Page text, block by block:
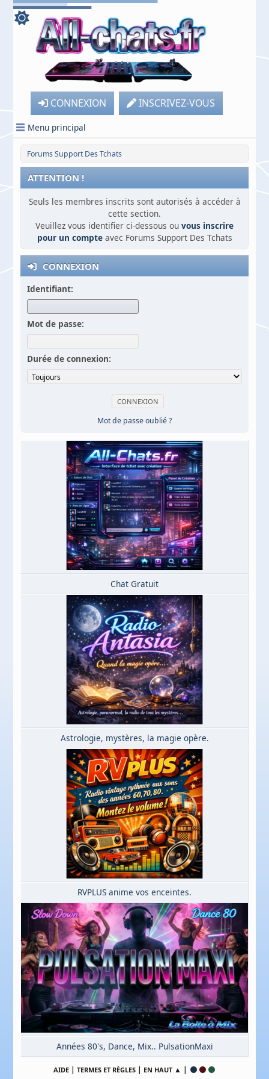
CONNEXION INSCRIVEZ-VOUS
Menu principal
Forums Support Des Tchats
ATTENTION !
Seuls les membres inscrits sont autorisés à accéder à
cette section.
Veuillez vous identifier ci-dessous ou vous inscrire
pour un compteavec Forums Support Des Tchats
CONNEXION
Identifiant:
Mot de passe:
Durée de connexion:
Mot de passe oublié ?
Chat Gratuit
Astrologie, mystères, la magie opère.
RVPLUS anime vos enceintes.
Années 80's, Dance, Mix.. PulsationMaxi
AIDE| TERMES ET RÈGLES| EN HAUT▲ |